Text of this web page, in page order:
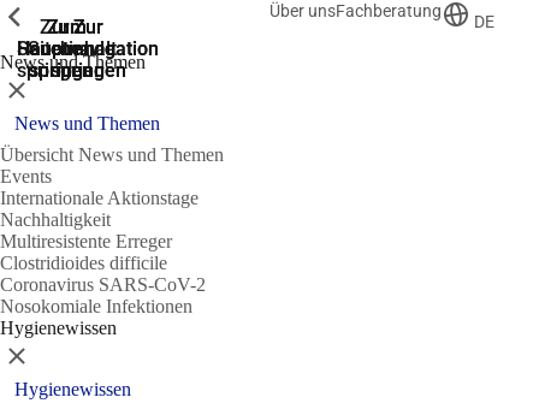
Zur
Suche
springen
Zur
Hauptnavigation
springen
Zur
Hauptnavigation
springen
Zum
Hauptinhalt
springen
Zum
Seitenende
springen
Über unsFachberatung
DE
News und Themen
Zeige vorherige
Schließen
News und Themen
Übersicht News und Themen
Events
Internationale Aktionstage
Nachhaltigkeit
Multiresistente Erreger
Clostridioides difficile
Coronavirus SARS-CoV-2
Nosokomiale Infektionen
Hygienewissen
Zeige vorherige
Schließen
Hygienewissen
Zeige vorherige